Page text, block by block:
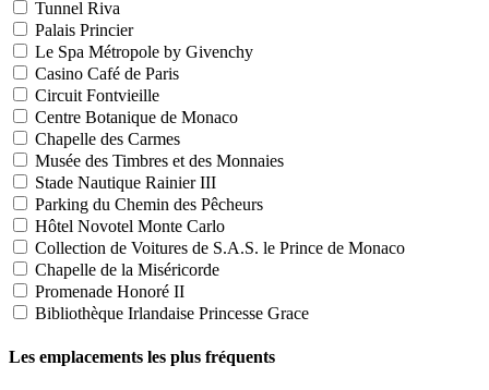
Tunnel Riva
Palais Princier
Le Spa Métropole by Givenchy
Casino Café de Paris
Circuit Fontvieille
Centre Botanique de Monaco
Chapelle des Carmes
Musée des Timbres et des Monnaies
Stade Nautique Rainier III
Parking du Chemin des Pêcheurs
Hôtel Novotel Monte Carlo
Collection de Voitures de S.A.S. le Prince de Monaco
Chapelle de la Miséricorde
Promenade Honoré II
Bibliothèque Irlandaise Princesse Grace
Les emplacements les plus fréquents